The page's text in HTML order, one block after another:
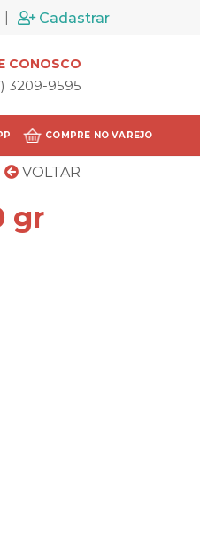
Cadastrar
CONOSCO
3209-9595
COMPRE NO VAREJO
VOLTAR
gr